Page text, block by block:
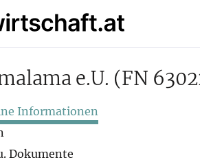
e.U. (FN
Informationen
Dokumente